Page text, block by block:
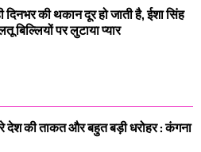
दिनभर की थकान दूर हो जाती है, ईशा सिंह
बिल्लियों पर लुटाया प्यार
देश की ताकत और बहुत बड़ी धरोहर : कंगना